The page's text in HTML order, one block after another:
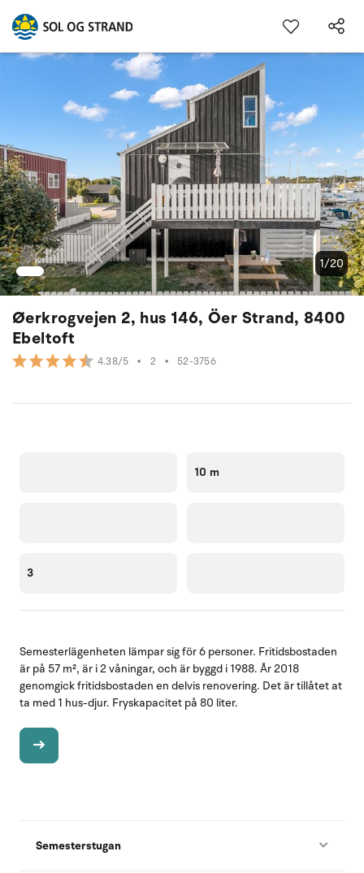
Øerkrogvejen 2, hus 146, Öer Strand, 8400
Ebeltoft
4.38/5 • 2 • 52-3756
1/20
10 m
3
Semesterlägenheten lämpar sig för 6 personer. Fritidsbostaden
är på 57 m², är i 2 våningar, och är byggd i 1988. År 2018
genomgick fritidsbostaden en delvis renovering. Det är tillåtet at
ta med 1 hus-djur. Fryskapacitet på 80 liter.
Semesterstugan